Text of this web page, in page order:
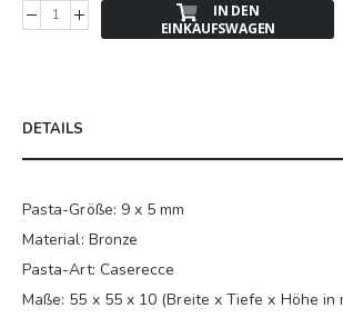
IN DEN
EINKAUFSWAGEN
DETAILS
Pasta-Größe: 9 x 5 mm
Material: Bronze
Pasta-Art: Caserecce
Maße: 55 x 55 x 10 (Breite x Tiefe x Höhe in